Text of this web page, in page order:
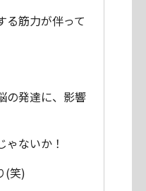
る筋力が伴って
の発達に、影響
ないか！
(笑)